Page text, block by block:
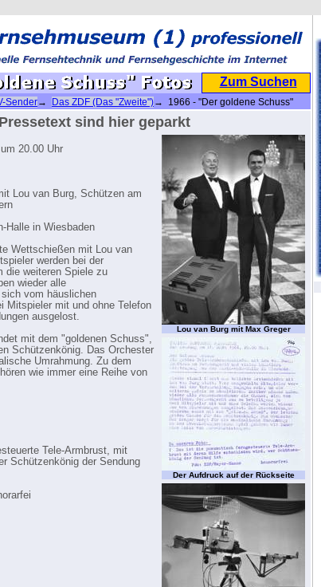
Zum Suchen
Sender→ Das ZDF (Das "Zweite")→ 1966 - "Der goldene Schuss"
sind hier geparkt
Lou van Burg mit Max Greger
Der Aufdruck auf der Rückseite
20.00 Uhr
Lou van Burg, Schützen am
Halle in Wiesbaden
Wettschießen mit Lou van
werden bei der
die weiteren Spiele zu
wieder alle
vom häuslichen
Mitspieler mit und ohne Telefon
ausgelost.
mit dem "goldenen Schuss",
Schützenkönig. Das Orchester
Umrahmung. Zu dem
wie immer eine Reihe von
Tele-Armbrust, mit
Schützenkönig der Sendung